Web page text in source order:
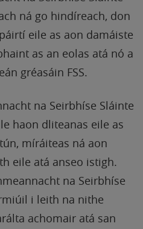
ná go hindíreach, don
eile as aon damáiste
as an eolas atá nó a
gréasáin FSS.
na Seirbhíse Sláinte
haon dliteanas eile as
míráiteas ná aon
eile atá anseo istigh.
na Seirbhíse
i leith na nithe
achomair atá san